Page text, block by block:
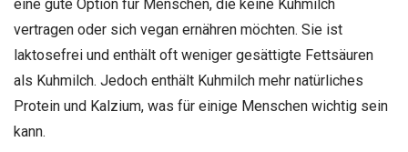
eine gute Option für Menschen, die keine Kuhmilch
vertragen oder sich vegan ernähren möchten. Sie ist
laktosefrei und enthält oft weniger gesättigte Fettsäuren
als Kuhmilch. Jedoch enthält Kuhmilch mehr natürliches
Protein und Kalzium, was für einige Menschen wichtig sein
kann.